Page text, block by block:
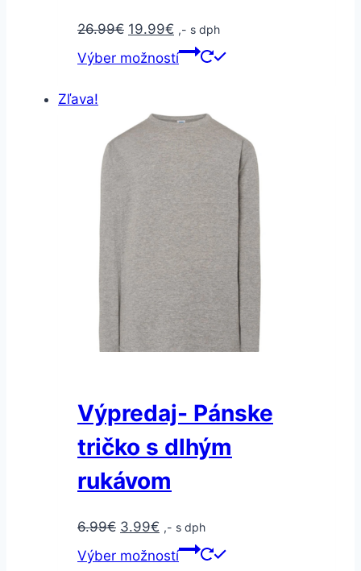
26.99€ 19.99€ ,- s dph
Výber možností
Zľava!
Výpredaj- Pánske
tričko s dlhým
rukávom
6.99€ 3.99€ ,- s dph
Výber možností